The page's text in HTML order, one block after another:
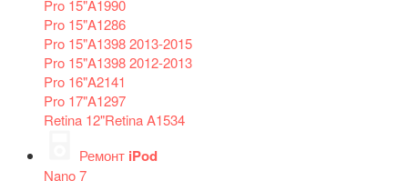
Pro 15"A1990
Pro 15"A1286
Pro 15"A1398 2013-2015
Pro 15"A1398 2012-2013
Pro 16"A2141
Pro 17"A1297
Retina 12"Retina A1534
Ремонт iPod
Nano 7